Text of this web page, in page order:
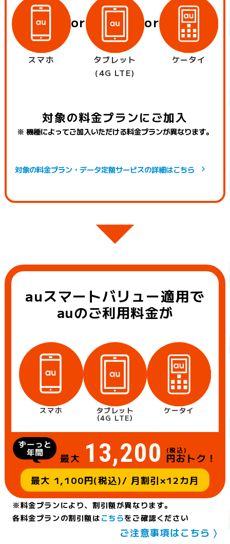
スマホ
or
タブレット
(4G LTE)
or
ケータイ
対象の料金プランにご加入
※ 機種によってご加入いただける料金プランが異なります。
対象の料金プラン・データ定額サービスの詳細はこちら
auスマートバリュー適用で
auのご利用料金が
スマホ タブレット
(4G LTE)
ケータイ
最大 13,200 円おトク！
(税込)
最大 1,100円(税込)/ 月割引×12カ月
※料金プランにより、割引額が異なります。
各料金プランの割引額はこちらをご確認ください
ご注意事項はこちら 〉